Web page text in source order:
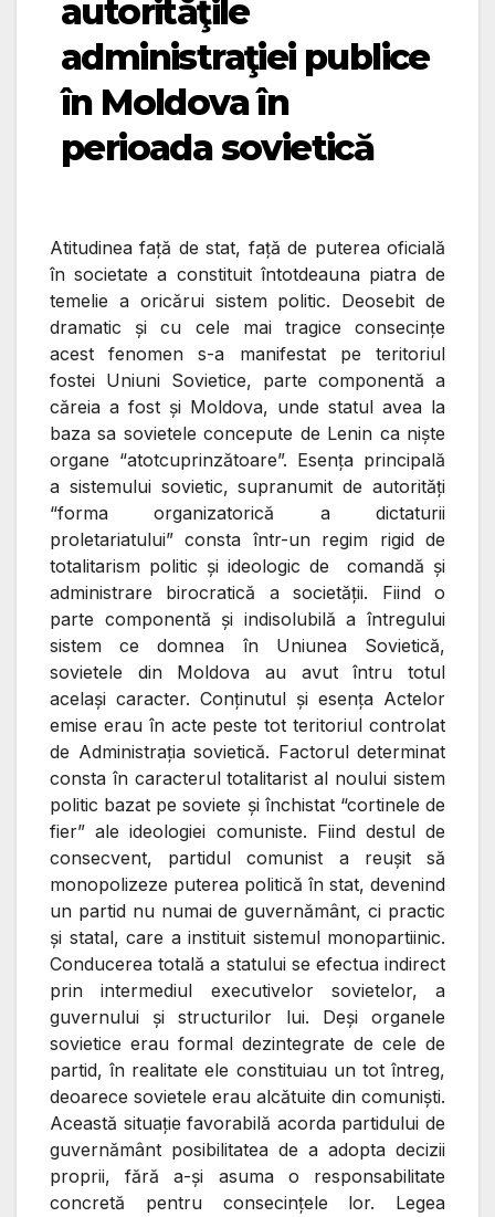
autorităţile
administraţiei publice
în Moldova în
perioada sovietică
Atitudinea faţă de stat, faţă de puterea oficială
în societate a constituit întotdeauna piatra de
temelie a oricărui sistem politic. Deosebit de
dramatic şi cu cele mai tragice consecinţe
acest fenomen s-a manifestat pe teritoriul
fostei Uniuni Sovietice, parte componentă a
căreia a fost şi Moldova, unde statul avea la
baza sa sovietele concepute de Lenin ca nişte
organe “atotcuprinzătoare”. Esenţa principală
a sistemului sovietic, supranumit de autorităţi
“forma organizatorică a dictaturii
proletariatului” consta într-un regim rigid de
totalitarism politic şi ideologic de comandă şi
administrare birocratică a societăţii. Fiind o
parte componentă şi indisolubilă a întregului
sistem ce domnea în Uniunea Sovietică,
sovietele din Moldova au avut întru totul
acelaşi caracter. Conţinutul şi esenţa Actelor
emise erau în acte peste tot teritoriul controlat
de Administraţia sovietică. Factorul determinat
consta în caracterul totalitarist al noului sistem
politic bazat pe soviete şi închistat “cortinele de
fier” ale ideologiei comuniste. Fiind destul de
consecvent, partidul comunist a reuşit să
monopolizeze puterea politică în stat, devenind
un partid nu numai de guvernământ, ci practic
şi statal, care a instituit sistemul monopartiinic.
Conducerea totală a statului se efectua indirect
prin intermediul executivelor sovietelor, a
guvernului şi structurilor lui. Deşi organele
sovietice erau formal dezintegrate de cele de
partid, în realitate ele constituiau un tot întreg,
deoarece sovietele erau alcătuite din comunişti.
Această situaţie favorabilă acorda partidului de
guvernământ posibilitatea de a adopta decizii
proprii, fără a-şi asuma o responsabilitate
concretă pentru consecinţele lor. Legea